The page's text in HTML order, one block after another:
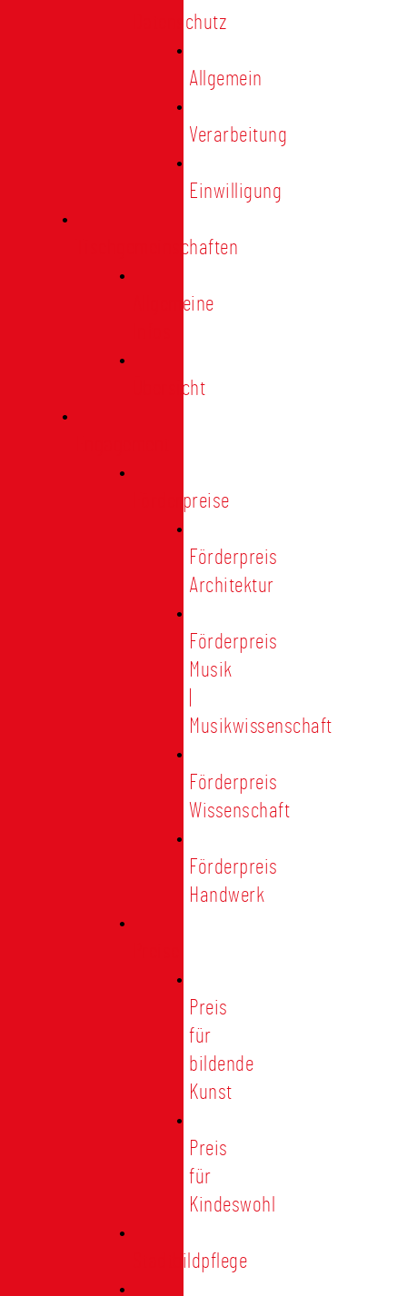
Datenschutz
Allgemein
Verarbeitung
Einwilligung
Tischgemeinschaften
Allgemeine
Übersicht
Förderpreise
Förderpreis
Architektur
Förderpreis
Musik
Musikwissenschaft
Förderpreis
Wissenschaft
Förderpreis
Handwerk
Preis
für
bildende
Kunst
Preis
für
Kindeswohl
Stadtbildpflege